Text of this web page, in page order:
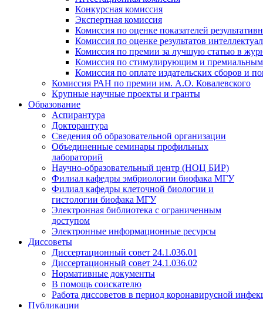
Конкурсная комиссия
Экспертная комиссия
Комиссия по оценке показателей
Комиссия по оценке результатов
Комиссия по премии за лучшую статью в
Комиссия по стимулирующим и
Комиссия по оплате издательских сборов и
Комиссия РАН по премии им. А.О. Ковалевского
Крупные научные проекты и гранты
Образование
Аспирантура
Докторантура
Сведения об образовательной организации
Объединенные семинары профильных
лабораторий
Научно-образовательный центр (НОЦ БИР)
Филиал кафедры эмбриологии биофака МГУ
Филиал кафедры клеточной биологии и
гистологии биофака МГУ
Электронная библиотека с ограниченным
доступом
Электронные информационные ресурсы
Диссоветы
Диссертационный совет 24.1.036.01
Диссертационный совет 24.1.036.02
Нормативные документы
В помощь соискателю
Работа диссоветов в период коронавирусной
Публикации